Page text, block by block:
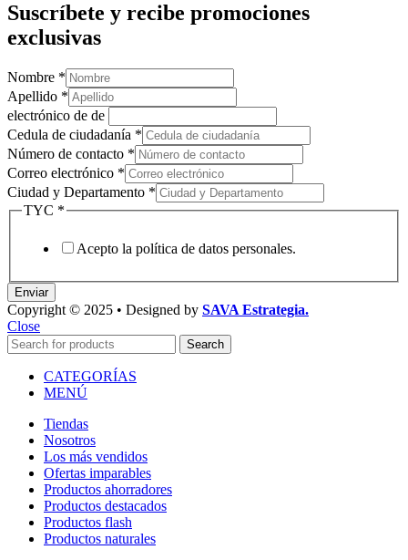
Suscríbete y recibe promociones
exclusivas
Nombre *
Apellido *
electrónico de de
Cedula de ciudadanía *
Número de contacto *
Correo electrónico *
Ciudad y Departamento *
TYC *
Acepto la política de datos personales.
Enviar
Copyright © 2025 • Designed by SAVA Estrategia.
Close
Search
CATEGORÍAS
MENÚ
Tiendas
Nosotros
Los más vendidos
Ofertas imparables
Productos ahorradores
Productos destacados
Productos flash
Productos naturales